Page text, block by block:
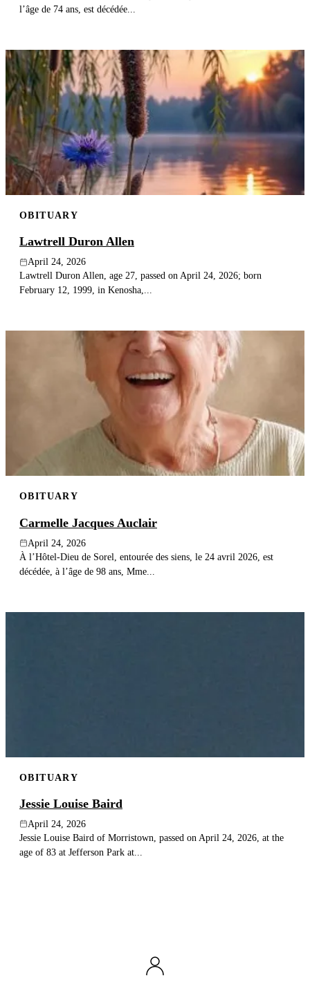
l’âge de 74 ans, est décédée...
OBITUARY
Lawtrell Duron Allen
April 24, 2026
Lawtrell Duron Allen, age 27, passed on April 24, 2026; born
February 12, 1999, in Kenosha,...
OBITUARY
Carmelle Jacques Auclair
April 24, 2026
À l’Hôtel-Dieu de Sorel, entourée des siens, le 24 avril 2026, est
décédée, à l’âge de 98 ans, Mme...
OBITUARY
Jessie Louise Baird
April 24, 2026
Jessie Louise Baird of Morristown, passed on April 24, 2026, at the
age of 83 at Jefferson Park at...